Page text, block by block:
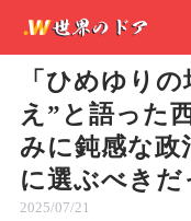
「ひめゆり
え”と語った
みに鈍感な政
に選ぶべきだ
2025/07/21